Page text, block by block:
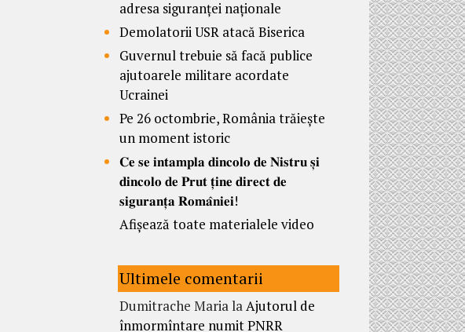
adresa siguranței naționale
Demolatorii USR atacă Biserica
Guvernul trebuie să facă publice
ajutoarele militare acordate
Ucrainei
Pe 26 octombrie, România trăiește
un moment istoric
𝐂𝐞 𝐬𝐞 𝐢𝐧𝐭𝐚𝐦𝐩𝐥𝐚 𝐝𝐢𝐧𝐜𝐨𝐥𝐨 𝐝𝐞 𝐍𝐢𝐬𝐭𝐫𝐮 𝐬̦𝐢
𝐝𝐢𝐧𝐜𝐨𝐥𝐨 𝐝𝐞 𝐏𝐫𝐮𝐭 𝐭̦𝐢𝐧𝐞 𝐝𝐢𝐫𝐞𝐜𝐭 𝐝𝐞
𝐬𝐢𝐠𝐮𝐫𝐚𝐧𝐭̦𝐚 𝐑𝐨𝐦𝐚̂𝐧𝐢𝐞𝐢!
Afișează toate materialele video
Ultimele comentarii
Dumitrache MarialaAjutorul de
înmormîntare numit PNRR